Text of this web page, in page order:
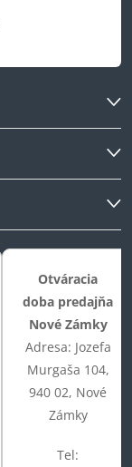
Otváracia
doba predajňa
Nové Zámky
Adresa: Jozefa
Murgaša 104,
940 02, Nové
Zámky
Tel: